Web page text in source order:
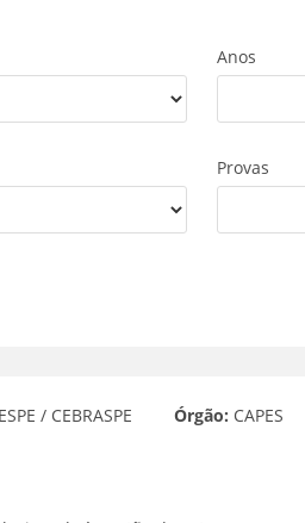
Anos
Provas
/ CEBRASPE Órgão: CAPES